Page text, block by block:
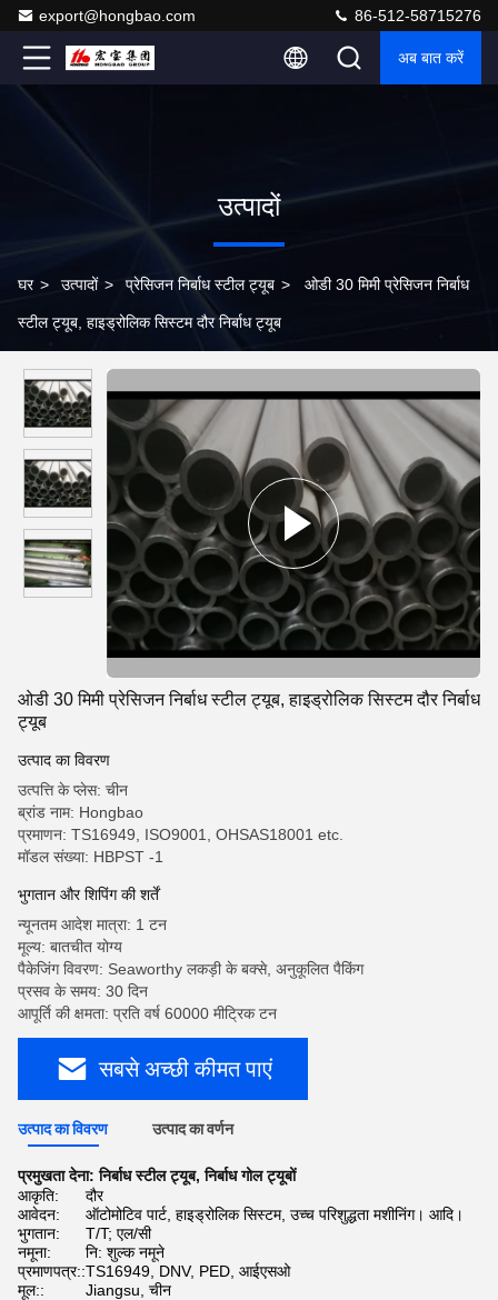
export@hongbao.com 86-512-58715276
अब बात करें
उत्पादों
घर > उत्पादों > प्रेसिजन निर्बाध स्टील ट्यूब > ओडी 30 मिमी प्रेसिजन निर्बाध
स्टील ट्यूब, हाइड्रोलिक सिस्टम दौर निर्बाध ट्यूब
ओडी 30 मिमी प्रेसिजन निर्बाध स्टील ट्यूब, हाइड्रोलिक सिस्टम दौर निर्बाध
ट्यूब
उत्पाद का विवरण
उत्पत्ति के प्लेस: चीन
ब्रांड नाम: Hongbao
प्रमाणन: TS16949, ISO9001, OHSAS18001 etc.
मॉडल संख्या: HBPST -1
भुगतान और शिपिंग की शर्तें
न्यूनतम आदेश मात्रा: 1 टन
मूल्य: बातचीत योग्य
पैकेजिंग विवरण: Seaworthy लकड़ी के बक्से, अनुकूलित पैकिंग
प्रसव के समय: 30 दिन
आपूर्ति की क्षमता: प्रति वर्ष 60000 मीट्रिक टन
सबसे अच्छी कीमत पाएं
उत्पाद का विवरण उत्पाद का वर्णन
प्रमुखता देना:निर्बाध स्टील ट्यूब,निर्बाध गोल ट्यूबों
आकृति:
दौर
आवेदन:
ऑटोमोटिव पार्ट, हाइड्रोलिक सिस्टम, उच्च परिशुद्धता मशीनिंग। आदि।
भुगतान:
T/T; एल/सी
नमूना:
नि: शुल्क नमूने
प्रमाणपत्र::TS16949, DNV, PED, आईएसओ
मूल::
Jiangsu, चीन